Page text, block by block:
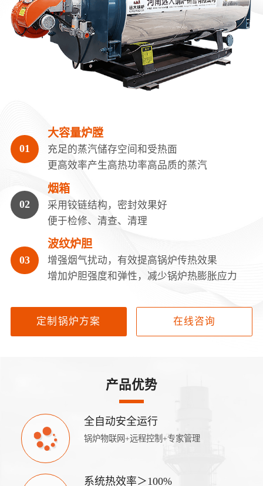
大容量炉膛
充足的蒸汽储存空间和受热面
更高效率产生高热功率高品质的蒸汽
烟箱
采用铰链结构，密封效果好
便于检修、清查、清理
波纹炉胆
增强烟气扰动，有效提高锅炉传热效果
增加炉胆强度和弹性，减少锅炉热膨胀应力
定制锅炉方案 在线咨询
产品优势
全自动安全运行
锅炉物联网+远程控制+专家管理
系统热效率＞100%